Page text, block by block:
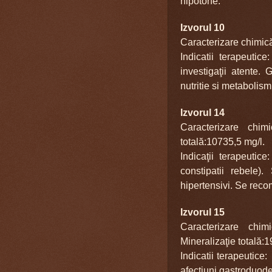
Izvorul 10
Caracterizare
Indicatii
investigaţii atente.
nutritie si
Izvorul 14
Caracterizare
totală:10735,5 mg/l.
Indicaţii
constipatii
hipertensivi. Se
Izvorul 15
Caracterizare
Mineralizaţie
Indicatii